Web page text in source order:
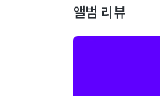
앨범 리뷰